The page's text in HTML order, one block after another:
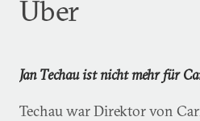
Über
Jan Techau ist nicht mehr für
Techau war Direktor von